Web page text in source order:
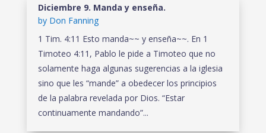
Diciembre 9. Manda y enseña.
by Don Fanning
1 Tim. 4:11 Esto manda~~ y enseña~~. En 1
Timoteo 4:11, Pablo le pide a Timoteo que no
solamente haga algunas sugerencias a la iglesia
sino que les “mande” a obedecer los principios
de la palabra revelada por Dios. “Estar
continuamente mandando”...